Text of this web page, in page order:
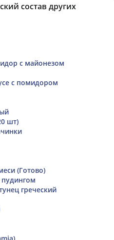
состав других
с майонезом
с помидором
шт)
(Готово)
греческий